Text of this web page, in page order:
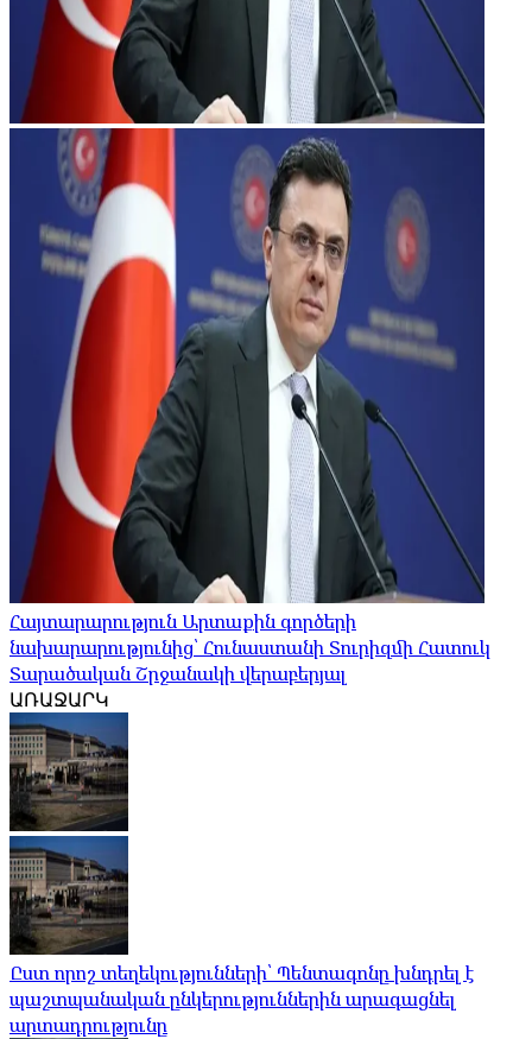
Հայտարարություն Արտաքին գործերի
նախարարությունից՝ Հունաստանի Տուրիզմի Հատուկ
Տարածական Շրջանակի վերաբերյալ
ԱՌԱՋԱՐԿ
Ըստ որոշ տեղեկությունների՝ Պենտագոնը խնդրել է
պաշտպանական ընկերություններին արագացնել
արտադրությունը